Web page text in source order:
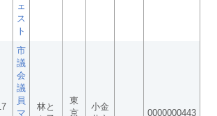
ェ
ス
ト
市
議
会
議
員
マ
林と
東
京
小金
0000000443